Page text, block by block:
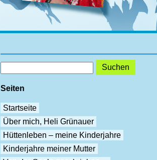
Seiten
Startseite
Über mich, Heli Grünauer
Hüttenleben – meine Kinderjahre
Kinderjahre meiner Mutter